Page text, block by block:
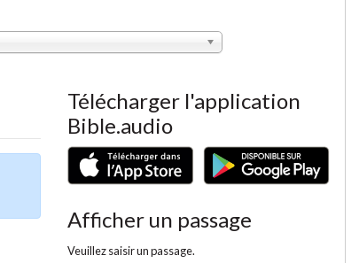
Télécharger l'application
Bible.audio
Afficher un passage
Veuillez saisir un passage.